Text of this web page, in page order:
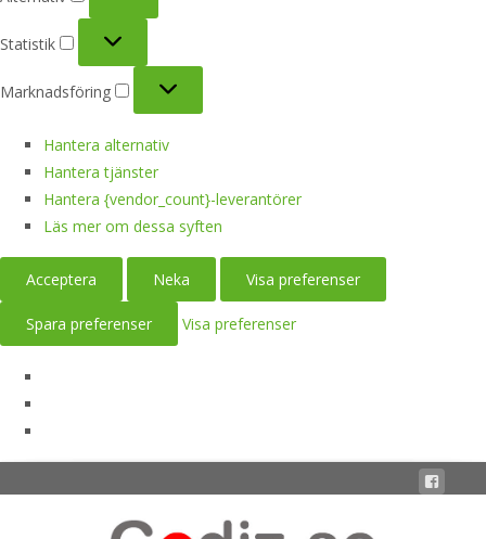
Statistik
Marknadsföring
Hantera alternativ
Hantera tjänster
Hantera {vendor_count}-leverantörer
Läs mer om dessa syften
Acceptera Neka Visa preferenser
Spara preferenser Visa preferenser